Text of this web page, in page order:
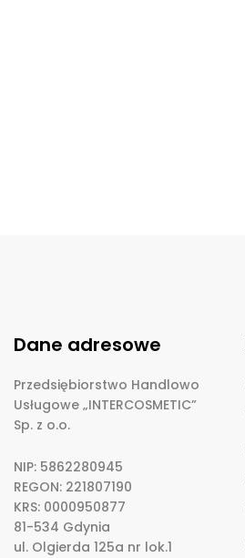
Dane adresowe
Przedsiębiorstwo Handlowo
Usługowe „INTERCOSMETIC”
Sp. z o.o.
NIP: 5862280945
REGON: 221807190
KRS: 0000950877
81-534 Gdynia
ul. Olgierda 125a nr lok.1